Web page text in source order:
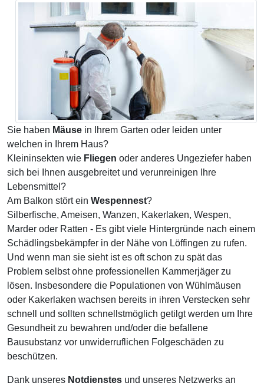
Sie haben Mäuse in Ihrem Garten oder leiden unter
welchen in Ihrem Haus?
Kleininsekten wie Fliegen oder anderes Ungeziefer haben
sich bei Ihnen ausgebreitet und verunreinigen Ihre
Lebensmittel?
Am Balkon stört ein Wespennest?
Silberfische, Ameisen, Wanzen, Kakerlaken, Wespen,
Marder oder Ratten - Es gibt viele Hintergründe nach einem
Schädlingsbekämpfer in der Nähe von Löffingen zu rufen.
Und wenn man sie sieht ist es oft schon zu spät das
Problem selbst ohne professionellen Kammerjäger zu
lösen. Insbesondere die Populationen von Wühlmäusen
oder Kakerlaken wachsen bereits in ihren Verstecken sehr
schnell und sollten schnellstmöglich getilgt werden um Ihre
Gesundheit zu bewahren und/oder die befallene
Bausubstanz vor unwiderruflichen Folgeschäden zu
beschützen.
Dank unseres Notdienstes und unseres Netzwerks an